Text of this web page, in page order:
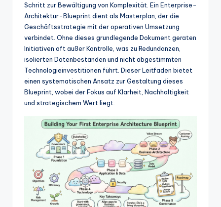
&
S
o
Schritt zur Bewältigung von Komplexität. Ein Enterprise-
Architektur-Blueprint dient als Masterplan, der die
Geschäftsstrategie mit der operativen Umsetzung
verbindet. Ohne dieses grundlegende Dokument geraten
Initiativen oft außer Kontrolle, was zu Redundanzen,
isolierten Datenbeständen und nicht abgestimmten
Technologieinvestitionen führt. Dieser Leitfaden bietet
einen systematischen Ansatz zur Gestaltung dieses
Blueprint, wobei der Fokus auf Klarheit, Nachhaltigkeit
und strategischem Wert liegt.